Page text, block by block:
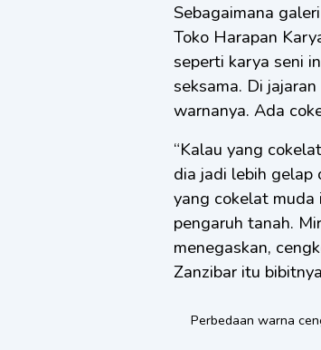
Sebagaimana
Toko Harapan
seperti karya seni
seksama. Di
warnanya. Ada
“Kalau yang
dia jadi lebih gelap
yang cokelat muda
pengaruh tanah.
menegaskan,
Zanzibar itu
Perbedaan warna